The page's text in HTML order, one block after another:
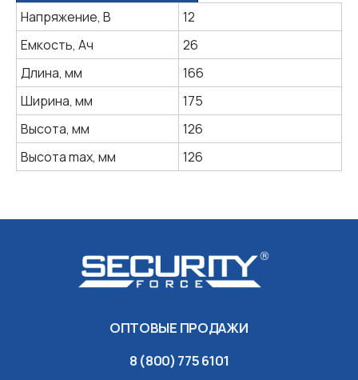
Напряжение, В
12
Емкость, Ач
26
Длина, мм
166
Ширина, мм
175
Высота, мм
126
Высота max, мм
126
ОПТОВЫЕ ПРОДАЖИ
8 (800) 775 6101
Политика обработки
персональных данных
О бренде SecurityForce
sales@energon.ru